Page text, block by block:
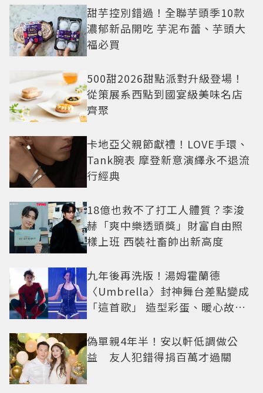
甜芋控別錯過！全聯芋頭季10款
濃郁新品開吃 芋泥布蕾、芋頭大
福必買
500甜2026甜點派對升級登場！
從策展系西點到國宴級美味名店
齊聚
卡地亞父親節獻禮！LOVE手環、
Tank腕表 摩登新意演繹永不退流
行經典
18億也救不了打工人體質？李浚
赫「爽中樂透頭獎」財富自由照
樣上班 西裝社畜帥出新高度
九年後再洗版！湯姆霍蘭德
〈Umbrella〉封神舞台差點變成
「這首歌」 造型彩蛋、暖心故事
偽單親4年半！安以軒低調做公
益 友人犯錯得捐百萬才過關